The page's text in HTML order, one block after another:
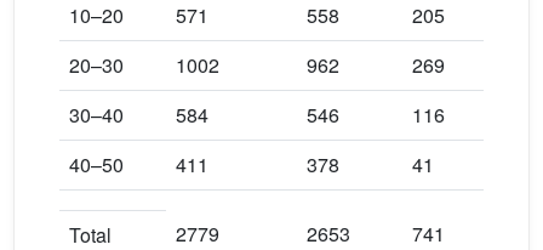
10–20
571 558 205
20–30
1002 962 269
30–40
584 546 116
40–50
411 378 41
Total 2779 2653 741